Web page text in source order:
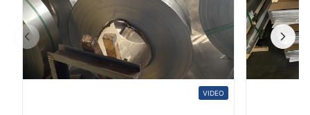
VIDEO